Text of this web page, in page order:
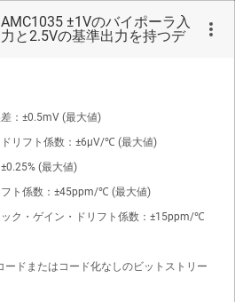
AMC1035 ±1Vのバイポーラ入
力と2.5Vの基準出力を持つデ
抵抗：1.6GΩ (標準値)
±5mA 基準電圧によるレシオメトリック測
：±0.5mV (最大値)
ドリフト係数：±6µV/℃ (最大値)
(最大値)
ト係数：±45ppm/℃ (最大値)
ック・ゲイン・ドリフト係数：±15ppm/℃
ードまたはコード化なしのビットストリー